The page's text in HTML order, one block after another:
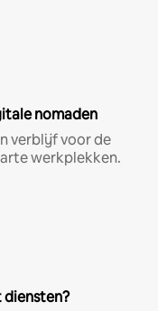
nomaden
verblijf voor de
werkplekken.